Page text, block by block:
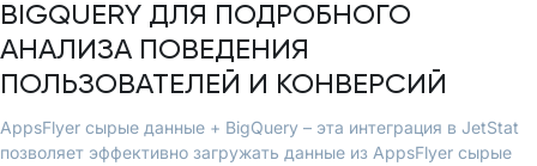
BIGQUERY ДЛЯ ПОДРОБНОГО
АНАЛИЗА ПОВЕДЕНИЯ
ПОЛЬЗОВАТЕЛЕЙ И КОНВЕРСИЙ
AppsFlyer сырые данные + BigQuery – эта интеграция в JetStat
позволяет эффективно загружать данные из AppsFlyer сырые